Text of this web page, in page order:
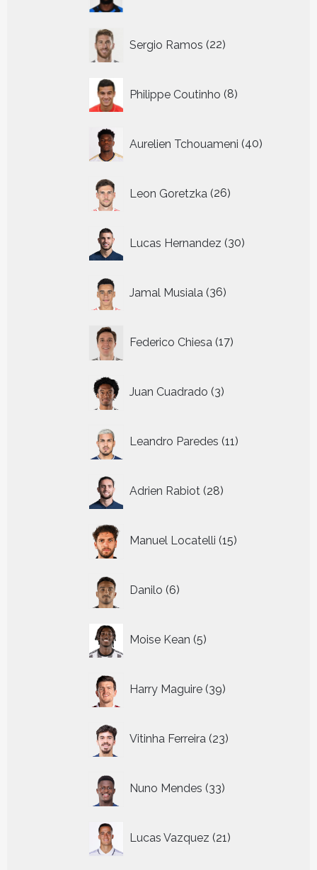
Sergio Ramos 22
producten
Philippe Coutinho 8
producten
Aurelien Tchouameni 40
producten
Leon Goretzka 26
producten
Lucas Hernandez 30
producten
Jamal Musiala 36
producten
Federico Chiesa 17
producten
Juan Cuadrado 3
producten
Leandro Paredes 11
producten
Adrien Rabiot 28
producten
Manuel Locatelli 15
producten
Danilo 6
producten
Moise Kean 5
producten
Harry Maguire 39
producten
Vitinha Ferreira 23
producten
Nuno Mendes 33
producten
Lucas Vazquez 21
producten